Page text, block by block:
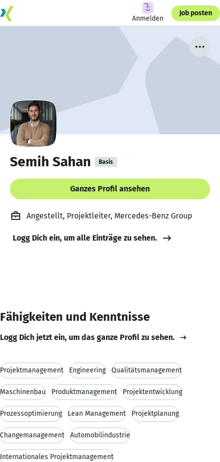
Anmelden
Job posten
Semih Sahan Basis
Ganzes Profil ansehen
Angestellt, Projektleiter, Mercedes-Benz Group
Logg Dich ein, um alle Einträge zu sehen.
Fähigkeiten und Kenntnisse
Logg Dich jetzt ein, um das ganze Profil zu sehen.
Projektmanagement Engineering Qualitätsmanagement
Maschinenbau Produktmanagement Projektentwicklung
Prozessoptimierung Lean Management Projektplanung
Changemanagement Automobilindustrie
Internationales Projektmanagement